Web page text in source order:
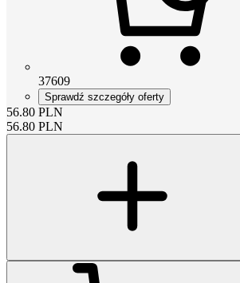
37609
Sprawdź szczegóły oferty
56.80 PLN
56.80 PLN